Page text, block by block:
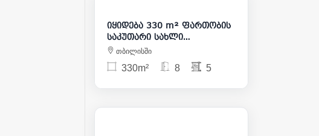
იყიდება 330 m² ფართობის
საკუთარი სახლი
საბურთალოზე
თბილისში
330m² 8 5
895 000